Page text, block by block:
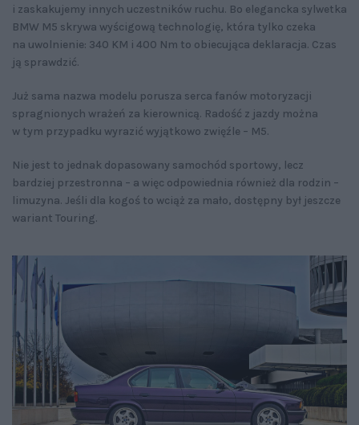
i zaskakujemy innych uczestników ruchu. Bo elegancka sylwetka
BMW M5 skrywa wyścigową technologię, która tylko czeka
na uwolnienie: 340 KM i 400 Nm to obiecująca deklaracja. Czas
ją sprawdzić.
Już sama nazwa modelu porusza serca fanów motoryzacji
spragnionych wrażeń za kierownicą. Radość z jazdy można
w tym przypadku wyrazić wyjątkowo zwięźle – M5.
Nie jest to jednak dopasowany samochód sportowy, lecz
bardziej przestronna – a więc odpowiednia również dla rodzin –
limuzyna. Jeśli dla kogoś to wciąż za mało, dostępny był jeszcze
wariant Touring.